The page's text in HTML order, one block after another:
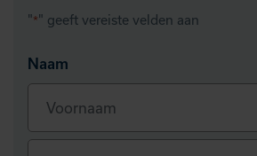
"*" geeft vereiste velden aan
Naam
Voornaam